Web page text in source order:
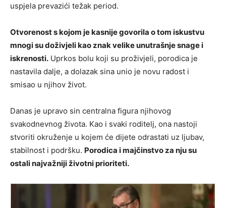
uspjela prevazići težak period.
Otvorenost s kojom je kasnije govorila o tom iskustvu
mnogi su doživjeli kao znak velike unutrašnje snage i
iskrenosti. Uprkos bolu koji su proživjeli, porodica je
nastavila dalje, a dolazak sina unio je novu radost i
smisao u njihov život.
Danas je upravo sin centralna figura njihovog
svakodnevnog života. Kao i svaki roditelj, ona nastoji
stvoriti okruženje u kojem će dijete odrastati uz ljubav,
stabilnost i podršku. Porodica i majčinstvo za nju su
ostali najvažniji životni prioriteti.